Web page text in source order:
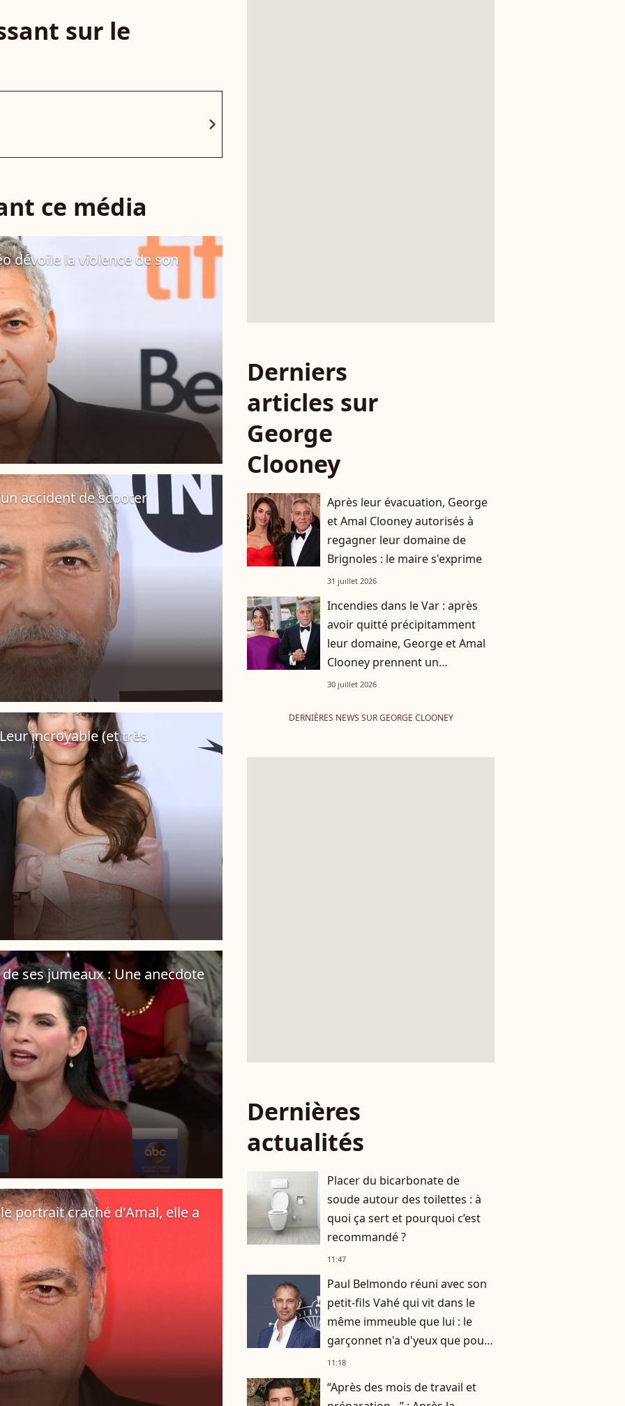
sur le
chevron_right
ce média
dévoile la violence de son
accident de scooter
incroyable (et très
ses jumeaux : Une anecdote
portrait craché d'Amal, elle a
Derniers
articles sur
George
Clooney
Après leur évacuation, George
et Amal Clooney autorisés à
regagner leur domaine de
Brignoles : le maire s'exprime
31 juillet 2026
Incendies dans le Var : après
avoir quitté précipitamment
leur domaine, George et Amal
Clooney prennent un
engagement fort envers
30 juillet 2026
DERNIÈRES NEWS SUR GEORGE CLOONEY
Dernières
actualités
Placer du bicarbonate de
soude autour des toilettes : à
quoi ça sert et pourquoi c’est
recommandé ?
11:47
Paul Belmondo réuni avec son
petit-fils Vahé qui vit dans le
même immeuble que lui : le
garçonnet n'a d'yeux que pour
son papa à la télévision
11:18
“Après des mois de travail et